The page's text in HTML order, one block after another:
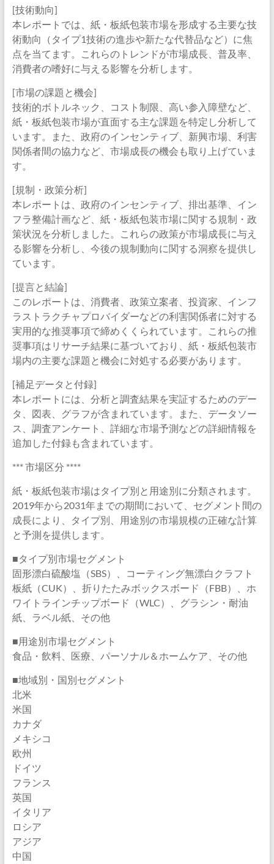
[技術動向]
本レポートでは、紙・板紙包装市場を形成する主要な技
術動向（タイプ1技術の進歩や新たな代替品など）に焦
点を当てます。これらのトレンドが市場成長、普及率、
消費者の嗜好に与える影響を分析します。
[市場の課題と機会]
技術的ボトルネック、コスト制限、高い参入障壁など、
紙・板紙包装市場が直面する主な課題を特定し分析して
います。また、政府のインセンティブ、新興市場、利害
関係者間の協力など、市場成長の機会も取り上げていま
す。
[規制・政策分析]
本レポートは、政府のインセンティブ、排出基準、イン
フラ整備計画など、紙・板紙包装市場に関する規制・政
策状況を分析しました。これらの政策が市場成長に与え
る影響を分析し、今後の規制動向に関する洞察を提供し
ています。
[提言と結論]
このレポートは、消費者、政策立案者、投資家、インフ
ラストラクチャプロバイダーなどの利害関係者に対する
実用的な推奨事項で締めくくられています。これらの推
奨事項はリサーチ結果に基づいており、紙・板紙包装市
場内の主要な課題と機会に対処する必要があります。
[補足データと付録]
本レポートには、分析と調査結果を実証するためのデー
タ、図表、グラフが含まれています。また、データソー
ス、調査アンケート、詳細な市場予測などの詳細情報を
追加した付録も含まれています。
*** 市場区分 ****
紙・板紙包装市場はタイプ別と用途別に分類されます。
2019年から2031年までの期間において、セグメント間の
成長により、タイプ別、用途別の市場規模の正確な計算
と予測を提供します。
■タイプ別市場セグメント
固形漂白硫酸塩（SBS）、コーティング無漂白クラフト
板紙（CUK）、折りたたみボックスボード（FBB）、ホ
ワイトラインチップボード（WLC）、グラシン・耐油
紙、ラベル紙、その他
■用途別市場セグメント
食品・飲料、医療、パーソナル＆ホームケア、その他
■地域別・国別セグメント
北米
米国
カナダ
メキシコ
欧州
ドイツ
フランス
英国
イタリア
ロシア
アジア
中国